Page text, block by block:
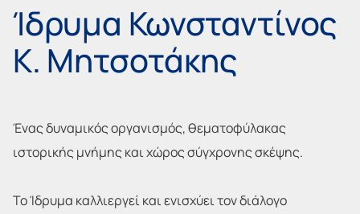
Ίδρυμα Κωνσταντίνος
Κ. Μητσοτάκης
Ένας δυναμικός οργανισμός, θεματοφύλακας
ιστορικής μνήμης και χώρος σύγχρονης σκέψης.
Το Ίδρυμα καλλιεργεί και ενισχύει τον διάλογο